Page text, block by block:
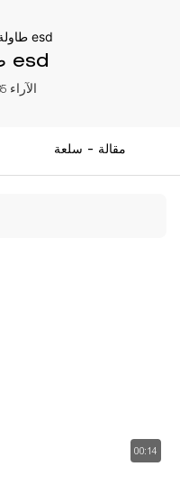
طاولة عمل esd
#طاولة عمل esd
135 الآراء
مقالة - سلعة
00:14